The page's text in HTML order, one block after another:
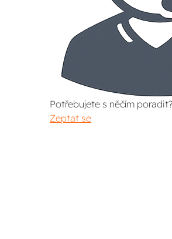
Potřebujete s něčím poradit?
Zeptat se